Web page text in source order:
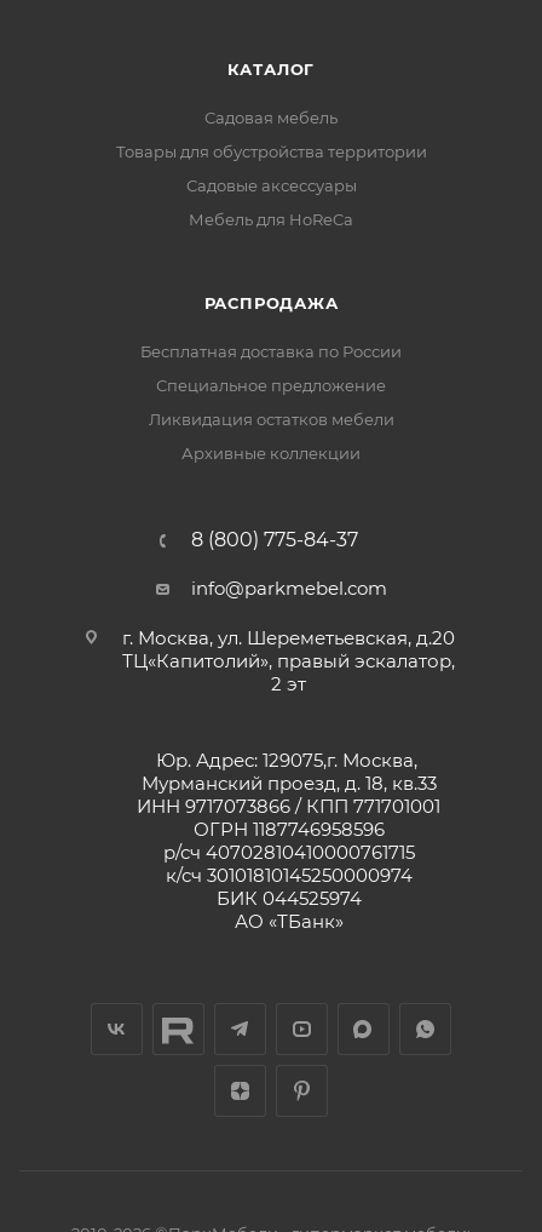
КАТАЛОГ
Садовая мебель
Товары для обустройства территории
Садовые аксессуары
Мебель для HoReCa
РАСПРОДАЖА
Бесплатная доставка по России
Специальное предложение
Ликвидация остатков мебели
Архивные коллекции
8 (800) 775-84-37
info@parkmebel.com
г. Москва, ул. Шереметьевская, д.20
ТЦ«Капитолий», правый эскалатор,
2 эт
Юр. Адрес: 129075,г. Москва,
Мурманский проезд, д. 18, кв.33
ИНН 9717073866 / КПП 771701001
ОГРН 1187746958596
р/сч 40702810410000761715
к/сч 30101810145250000974
БИК 044525974
АО «ТБанк»